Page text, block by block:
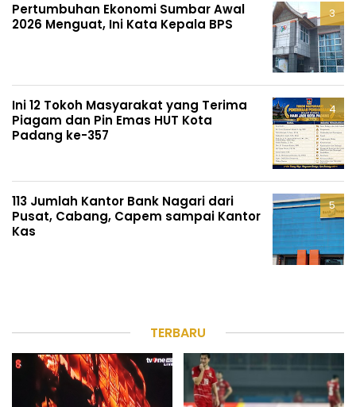
Pertumbuhan Ekonomi Sumbar Awal
2026 Menguat, Ini Kata Kepala BPS
Ini 12 Tokoh Masyarakat yang Terima
Piagam dan Pin Emas HUT Kota
Padang ke-357
113 Jumlah Kantor Bank Nagari dari
Pusat, Cabang, Capem sampai Kantor
Kas
TERBARU